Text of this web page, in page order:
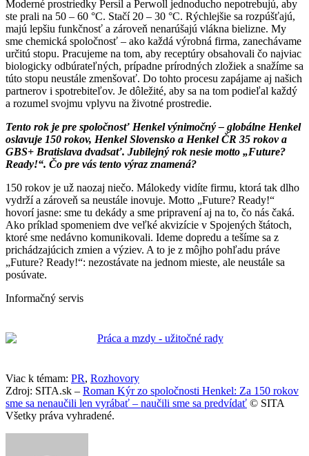
Moderné prostriedky Persil a Perwoll jednoducho nepotrebujú, aby
ste prali na 50 – 60 °C. Stačí 20 – 30 °C. Rýchlejšie sa rozpúšťajú,
majú lepšiu funkčnosť a zároveň nenarúšajú vlákna bielizne. My
sme chemická spoločnosť – ako každá výrobná firma, zanechávame
určitú stopu. Pracujeme na tom, aby receptúry obsahovali čo najviac
biologicky odbúrateľných, prípadne prírodných zložiek a snažíme sa
túto stopu neustále zmenšovať. Do tohto procesu zapájame aj našich
partnerov i spotrebiteľov. Je dôležité, aby sa na tom podieľal každý
a rozumel svojmu vplyvu na životné prostredie.
Tento rok je pre spoločnosť Henkel výnimočný – globálne Henkel
oslavuje 150 rokov, Henkel Slovensko a Henkel ČR 35 rokov a
GBS+ Bratislava dvadsať. Jubilejný rok nesie motto „Future?
Ready!“. Čo pre vás tento výraz znamená?
150 rokov je už naozaj niečo. Málokedy vidíte firmu, ktorá tak dlho
vydrží a zároveň sa neustále inovuje. Motto „Future? Ready!“
hovorí jasne: sme tu dekády a sme pripravení aj na to, čo nás čaká.
Ako príklad spomeniem dve veľké akvizície v Spojených štátoch,
ktoré sme nedávno komunikovali. Ideme dopredu a tešíme sa z
prichádzajúcich zmien a výziev. A to je z môjho pohľadu práve
„Future? Ready!“: nezostávate na jednom mieste, ale neustále sa
posúvate.
Informačný servis
Viac k témam: PR, Rozhovory
Zdroj: SITA.sk – Roman Kýr zo spoločnosti Henkel: Za 150 rokov
sme sa nenaučili len vyrábať – naučili sme sa predvídať © SITA
Všetky práva vyhradené.